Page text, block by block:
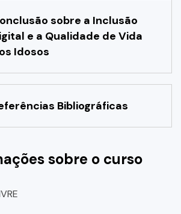
sobre a Inclusão
e a Qualidade de Vida
Idosos
Bibliográficas
sobre o curso